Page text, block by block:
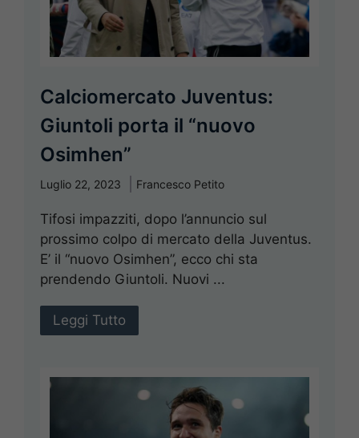
Calciomercato Juventus:
Giuntoli porta il “nuovo
Osimhen”
Luglio 22, 2023 Francesco Petito
Tifosi impazziti, dopo l’annuncio sul
prossimo colpo di mercato della Juventus.
E’ il “nuovo Osimhen”, ecco chi sta
prendendo Giuntoli. Nuovi ...
Leggi Tutto